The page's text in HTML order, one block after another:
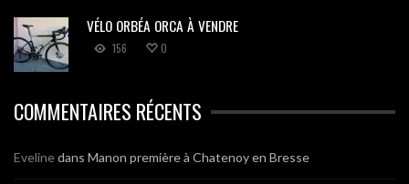
VÉLO ORBÉA ORCA À VENDRE
156 0
COMMENTAIRES RÉCENTS
Evelinedans Manon première à Chatenoy en Bresse